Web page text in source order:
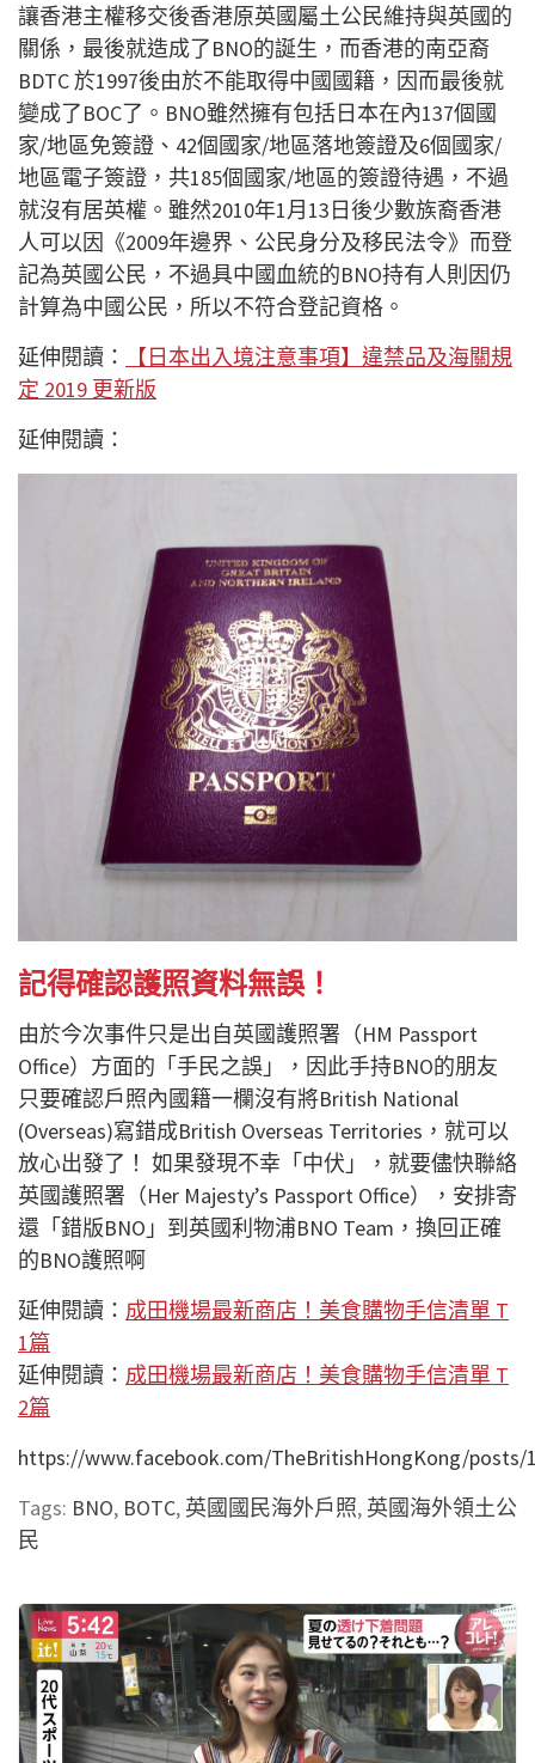
讓香港主權移交後香港原英國屬土公民維持與英國的
關係，最後就造成了BNO的誕生，而香港的南亞裔
BDTC 於1997後由於不能取得中國國籍，因而最後就
變成了BOC了。BNO雖然擁有包括日本在內137個國
家/地區免簽證、42個國家/地區落地簽證及6個國家/
地區電子簽證，共185個國家/地區的簽證待遇，不過
就沒有居英權。雖然2010年1月13日後少數族裔香港
人可以因《2009年邊界、公民身分及移民法令》而登
記為英國公民，不過具中國血統的BNO持有人則因仍
計算為中國公民，所以不符合登記資格。
延伸閱讀：
【日本出入境注意事項】違禁品及海關規
定 2019 更新版
延伸閱讀：
記得確認護照資料無誤！
由於今次事件只是出自英國護照署（HM Passport
Office）方面的「手民之誤」，因此手持BNO的朋友
只要確認戶照內國籍一欄沒有將British National
(Overseas)寫錯成British Overseas Territories，就可以
放心出發了！ 如果發現不幸「中伏」，就要儘快聯絡
英國護照署（Her Majesty’s Passport Office），安排寄
還「錯版BNO」到英國利物浦BNO Team，換回正確
的BNO護照啊
延伸閱讀： 成田機場最新商店！美食購物手信清單 T
1篇
延伸閱讀： 成田機場最新商店！美食購物手信清單 T
2篇
https://www.facebook.com/TheBritishHongKong/posts/
Tags: BNO, BOTC,英國國民海外戶照,英國海外領土公
民